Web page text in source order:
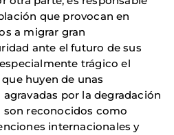
que provocan en
a migrar gran
ante el futuro de sus
trágico el
huyen de unas
por la degradación
reconocidos como
internacionales y